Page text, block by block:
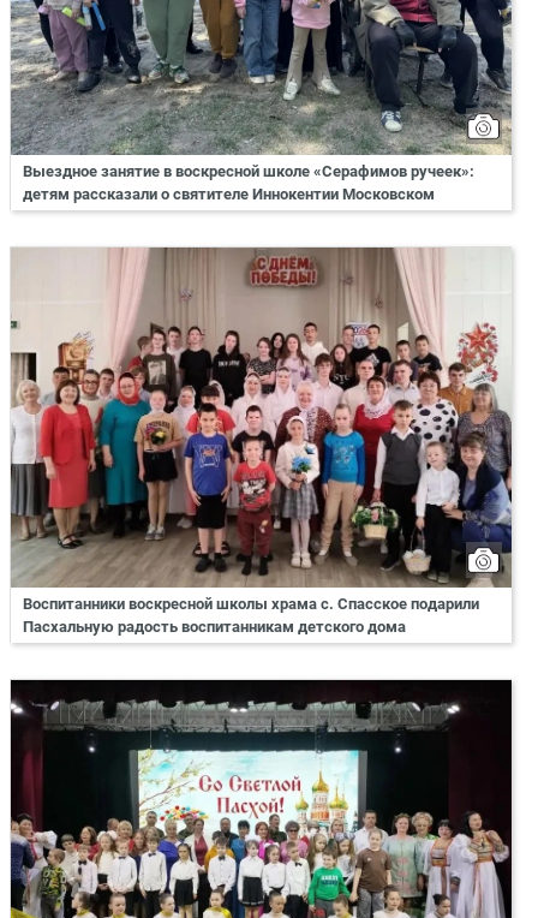
Выездное занятие в воскресной школе «Серафимов ручеек»:
детям рассказали о святителе Иннокентии Московском
Воспитанники воскресной школы храма с. Спасское подарили
Пасхальную радость воспитанникам детского дома